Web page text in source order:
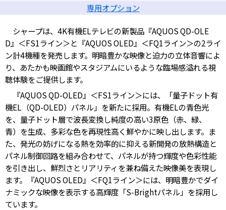
専用オプション
シャープは、4K有機ELテレビの新製品『AQUOS QD-OLE
D』＜FS1ライン＞と『AQUOS OLED』＜FQ1ライン＞の2ライ
ン計4機種を発売します。明暗豊かな映像と迫力の立体音響によ
り、あたかも映画館やスタジアムにいるような臨場感溢れる視
聴体験をご提供します。
『AQUOS QD-OLED』＜FS1ライン＞には、「量子ドット有
機EL（QD-OLED）パネル」を新たに採用。有機ELの青色光
を、量子ドット層で波長変換し純度の高い3原色（赤、緑、
青）を生成、多彩な色を再現性高く鮮やかに映し出します。ま
た、発光の妨げになる熱を効率的に抑える新開発の放熱構造と
パネル制御回路を組み合わせて、パネルが持つ輝度や色彩性能
を引き出し、鮮烈さとリアリティを兼ね備えた映像美を表現し
ます。『AQUOS OLED』＜FQ1ライン＞には、明暗豊かでダイ
ナミックな映像を表示する高輝度「S-Brightパネル」を採用し
ています。